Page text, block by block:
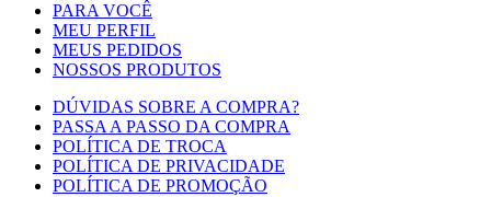
PARA VOCÊ
MEU PERFIL
MEUS PEDIDOS
NOSSOS PRODUTOS
DÚVIDAS SOBRE A COMPRA?
PASSA A PASSO DA COMPRA
POLÍTICA DE TROCA
POLÍTICA DE PRIVACIDADE
POLÍTICA DE PROMOÇÃO